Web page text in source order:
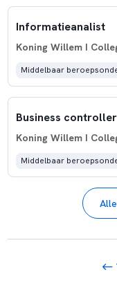
Informatieanalist
Koning Willem I
Middelbaar
Business controller
Koning Willem I
Middelbaar